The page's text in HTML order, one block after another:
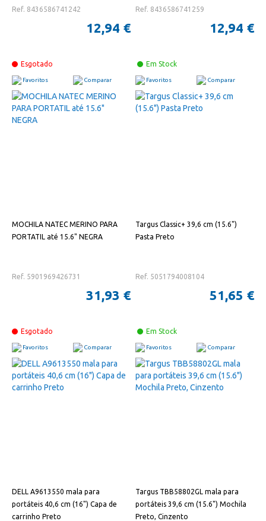
Ref. 8436586741242
12,94 €
Esgotado
Favoritos Comparar
Ref. 8436586741259
12,94 €
Em Stock
Favoritos Comparar
MOCHILA NATEC MERINO PARA
PORTATIL até 15.6" NEGRA
Ref. 5901969426731
31,93 €
Esgotado
Favoritos Comparar
Targus Classic+ 39,6 cm (15.6")
Pasta Preto
Ref. 5051794008104
51,65 €
Em Stock
Favoritos Comparar
DELL A9613550 mala para
portáteis 40,6 cm (16") Capa de
carrinho Preto
Targus TBB58802GL mala para
portáteis 39,6 cm (15.6") Mochila
Preto, Cinzento